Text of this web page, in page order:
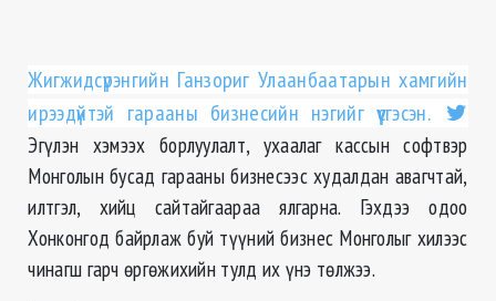
Жигжидсүрэнгийн Ганзориг Улаанбаатарын хамгийн
ирээдүйтэй гарааны бизнесийн нэгийг үүсгэсэн.
Эгүлэн хэмээх борлуулалт, ухаалаг кассын софтвэр
Монголын бусад гарааны бизнесээс худалдан авагчтай,
илтгэл, хийц сайтайгаараа ялгарна. Гэхдээ одоо
Хонконгод байрлаж буй түүний бизнес Монголыг хилээс
чинагш гарч өргөжихийн тулд их үнэ төлжээ.